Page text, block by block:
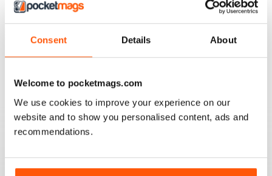
Consent Details About
Welcome to pocketmags.com
We use cookies to improve your experience on our
website and to show you personalised content, ads and
recommendations.
Recensito 14 gennaio 2021
AMAZING MAGAZINE
This is the most entertaining magazine one could have.
you should subscribe to, hands down!